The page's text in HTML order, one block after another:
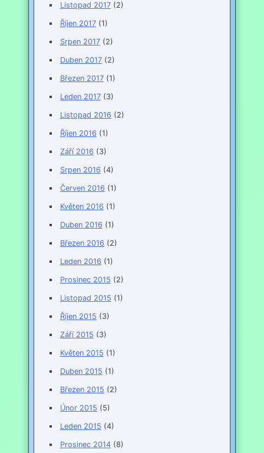
Listopad 2017(2)
Říjen 2017(1)
Srpen 2017(2)
Duben 2017(2)
Březen 2017(1)
Leden 2017(3)
Listopad 2016 (2)
Říjen 2016 (1)
Září 2016 (3)
Srpen 2016 (4)
Červen 2016 (1)
Květen 2016 (1)
Duben 2016 (1)
Březen 2016 (2)
Leden 2016 (1)
Prosinec 2015 (2)
Listopad 2015 (1)
Říjen 2015 (3)
Září 2015 (3)
Květen 2015 (1)
Duben 2015 (1)
Březen 2015 (2)
Únor 2015 (5)
Leden 2015 (4)
Prosinec 2014(8)